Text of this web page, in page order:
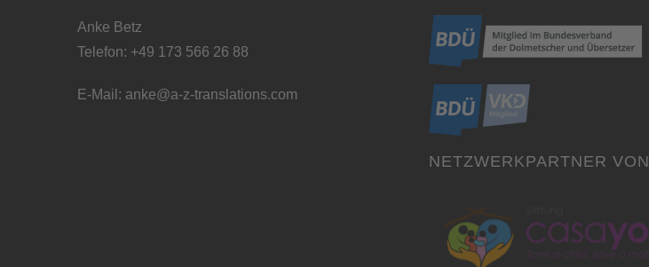
Anke Betz
Telefon: +49 173 566 26 88
E-Mail: anke@a-z-translations.com
NETZWERKPARTNER VON